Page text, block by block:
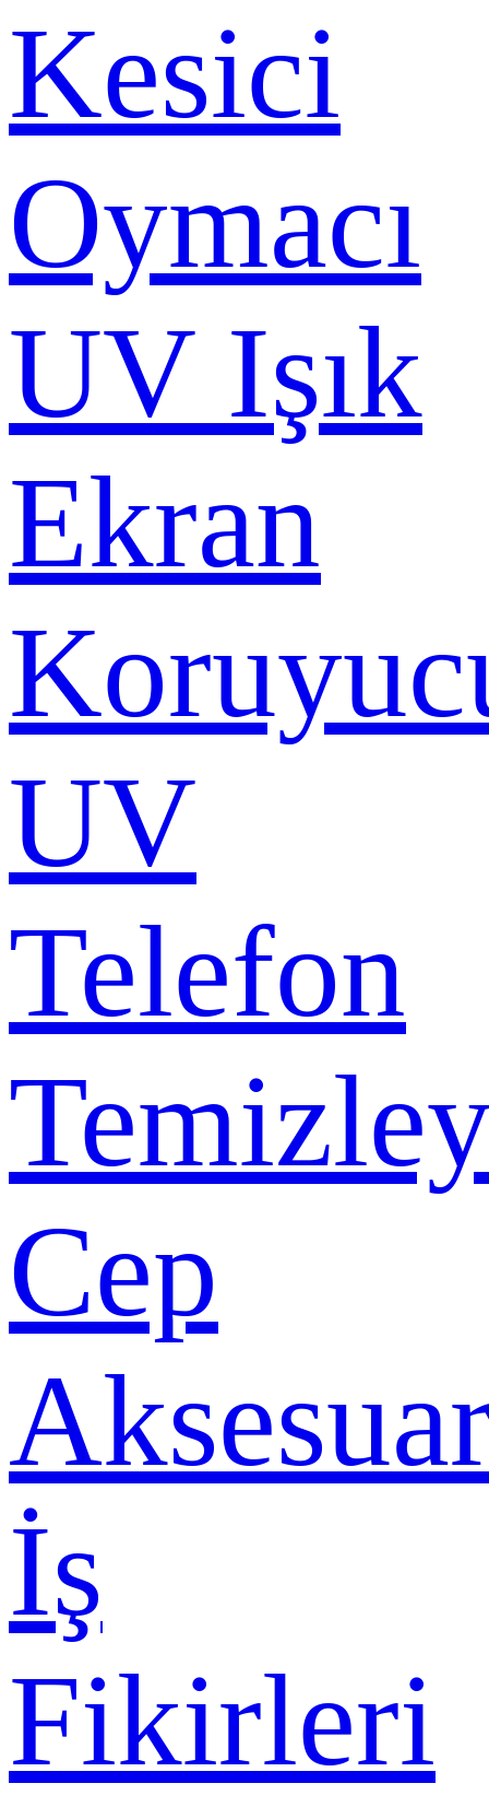
Kesici
Oymacı
UV Işık
Ekran
UV
Telefon
Cep
İş
Fikirleri